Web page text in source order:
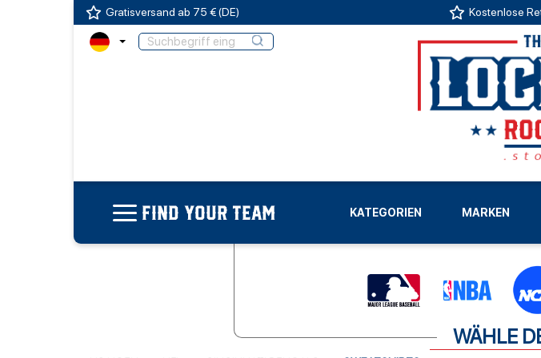
Gratisversand ab 75 € (DE) Kostenlose
FIND YOUR TEAM KATEGORIEN MARKEN
LIGEN
WÄHLE